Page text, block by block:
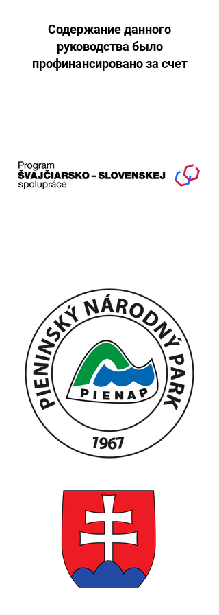
Содержание данного
руководства было
профинансировано за счет